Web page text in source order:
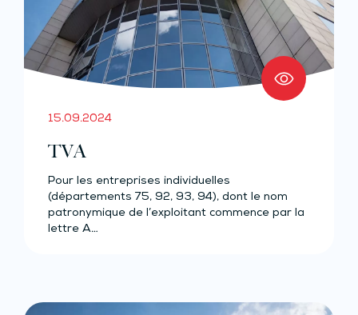
15.09.2024
TVA
Pour les entreprises individuelles
(départements 75, 92, 93, 94), dont le nom
patronymique de l’exploitant commence par la
lettre A…